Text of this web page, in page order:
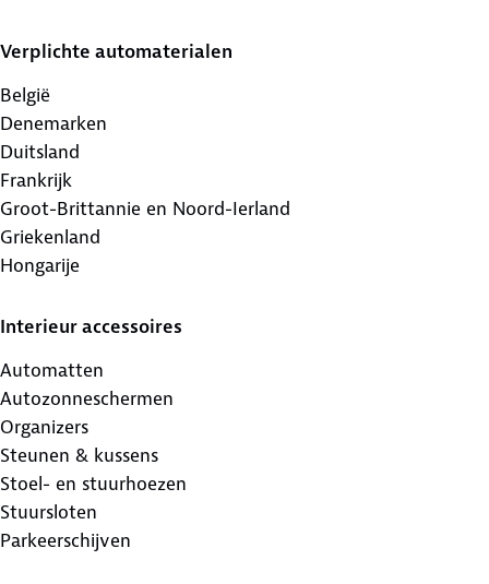
Verplichte automaterialen
België
Denemarken
Duitsland
Frankrijk
Groot-Brittannie en Noord-Ierland
Griekenland
Hongarije
Interieur accessoires
Automatten
Autozonneschermen
Organizers
Steunen & kussens
Stoel- en stuurhoezen
Stuursloten
Parkeerschijven